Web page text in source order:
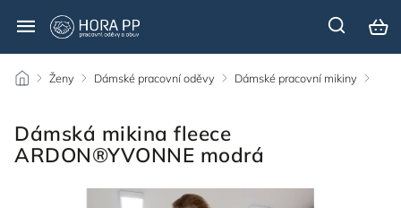
/ Ženy / Dámské pracovní oděvy / Dámské pracovní mikiny /
Dámská mikina fleece
ARDON®YVONNE modrá